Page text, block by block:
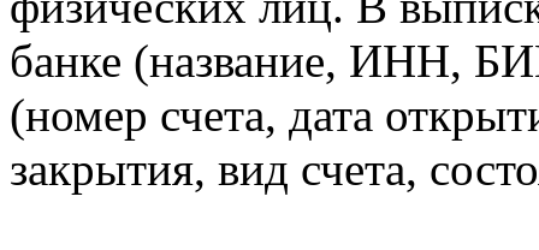
банке (название, ИНН,
(номер счета, дата
закрытия, вид счета,